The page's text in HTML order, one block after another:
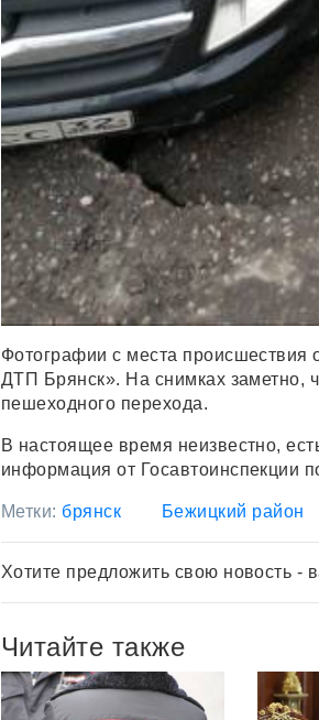
Фотографии с места происшествия
ДТП Брянск». На снимках заметно,
пешеходного перехода.
В настоящее время неизвестно,
информация от Госавтоинспекции
Метки: брянск Бежицкий район
Хотите предложить свою новость -
Читайте также